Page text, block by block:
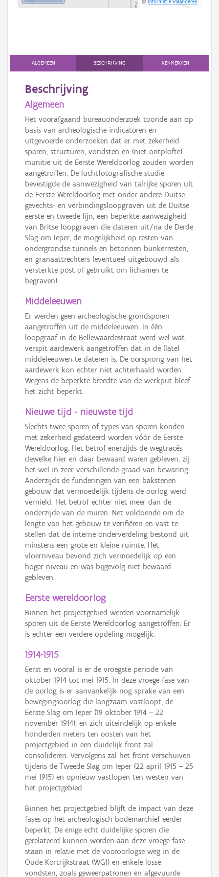
©Informatie Vlaanderen
ALGEMEEN BESCHRIJVING KENMERKEN
Beschrijving
Algemeen
Het voorafgaand bureauonderzoek toonde aan op
basis van archeologische indicatoren en
uitgevoerde onderzoeken dat er met zekerheid
sporen, structuren, vondsten en (niet-ontplofte)
munitie uit de Eerste Wereldoorlog zouden worden
aangetroffen. De luchtfotografische studie
bevestigde de aanwezigheid van talrijke sporen uit
de Eerste Wereldoorlog met onder andere Duitse
gevechts- en verbindingsloopgraven uit de Duitse
eerste en tweede lijn, een beperkte aanwezigheid
van Britse loopgraven die dateren uit/na de Derde
Slag om Ieper, de mogelijkheid op resten van
ondergrondse tunnels en betonnen bunkerresten,
en granaattrechters (eventueel uitgebouwd als
versterkte post of gebruikt om lichamen te
begraven).
Middeleeuwen
Er werden geen archeologische grondsporen
aangetroffen uit de middeleeuwen. In één
loopgraaf in de Bellewaardestraat werd wel wat
verspit aardewerk aangetroffen dat in de (late)
middeleeuwen te dateren is. De oorsprong van het
aardewerk kon echter niet achterhaald worden.
Wegens de beperkte breedte van de werkput bleef
het zicht beperkt.
Nieuwe tijd - nieuwste tijd
Slechts twee sporen of types van sporen konden
met zekerheid gedateerd worden vóór de Eerste
Wereldoorlog. Het betrof enerzijds de wegtracés
dewelke hier en daar bewaard waren gebleven, zij
het wel in zeer verschillende graad van bewaring.
Anderzijds de funderingen van een bakstenen
gebouw dat vermoedelijk tijdens de oorlog werd
vernield. Het betrof echter niet meer dan de
onderzijde van de muren. Net voldoende om de
lengte van het gebouw te verifiëren en vast te
stellen dat de interne onderverdeling bestond uit
minstens een grote en kleine ruimte. Het
vloerniveau bevond zich vermoedelijk op een
hoger niveau en was bijgevolg niet bewaard
gebleven.
Eerste wereldoorlog
Binnen het projectgebied werden voornamelijk
sporen uit de Eerste Wereldoorlog aangetroffen. Er
is echter een verdere opdeling mogelijk.
1914-1915
Eerst en vooral is er de vroegste periode van
oktober 1914 tot mei 1915. In deze vroege fase van
de oorlog is er aanvankelijk nog sprake van een
bewegingsoorlog die langzaam vastloopt, de
Eerste Slag om Ieper (19 oktober 1914 – 22
november 1914), en zich uiteindelijk op enkele
honderden meters ten oosten van het
projectgebied in een duidelijk front zal
consolideren. Vervolgens zal het front verschuiven
tijdens de Tweede Slag om Ieper (22 april 1915 – 25
mei 1915) en opnieuw vastlopen ten westen van
het projectgebied.
Binnen het projectgebied blijft de impact van deze
fases op het archeologisch bodemarchief eerder
beperkt. De enige echt duidelijke sporen die
gerelateerd kunnen worden aan deze vroege fase
staan in relatie met de vooroorlogse weg in de
Oude Kortrijkstraat (WG1) en enkele losse
vondsten, zoals geweerpatronen en afgevuurde